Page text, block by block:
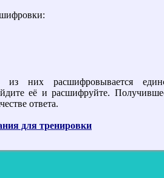
из них расшифровывается
её и расшифруйте.
ответа.
для тренировки